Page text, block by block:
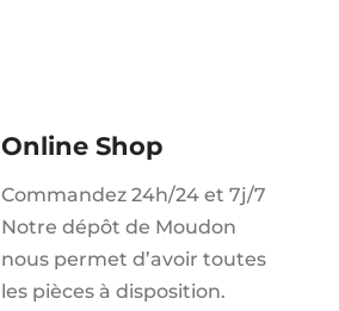
Online Shop
Commandez 24h/24 et 7j/7
Notre dépôt de Moudon
nous permet d’avoir toutes
les pièces à disposition.